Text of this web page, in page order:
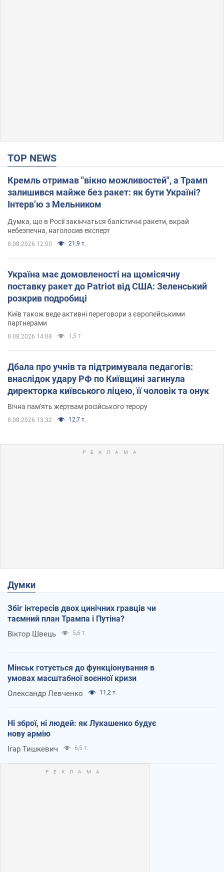
TOP NEWS
Кремль отримав "вікно можливостей", а Трамп
залишився майже без ракет: як бути Україні?
Інтерв’ю з Мельником
Думка, що в Росії закінчаться балістичні ракети, вкрай
небезпечна, наголосив експерт
8.08.2026 12:00 21,9 т.
Україна має домовленості на щомісячну
поставку ракет до Patriot від США: Зеленський
розкрив подробиці
Київ також веде активні переговори з європейськими
партнерами
8.08.2026 14:08 1,5 т.
Дбала про учнів та підтримувала педагогів:
внаслідок удару РФ по Київщині загинула
директорка київського ліцею, її чоловік та онук
Вічна пам'ять жертвам російського терору
8.08.2026 13:32 12,7 т.
Думки
Збіг інтересів двох цинічних гравців чи
таємний план Трампа і Путіна?
Віктор Швець 5,6 т.
Мінськ готується до функціонування в
умовах масштабної воєнної кризи
Олександр Левченко 11,2 т.
Ні зброї, ні людей: як Лукашенко будує
нову армію
Ігар Тишкевич 6,5 т.